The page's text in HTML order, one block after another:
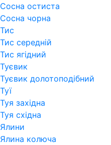
Сосна остиста
Сосна чорна
Тис
Тис середній
Тис ягідний
Туєвик
Туєвик долотоподібний
Туї
Туя західна
Туя східна
Ялини
Ялина колюча